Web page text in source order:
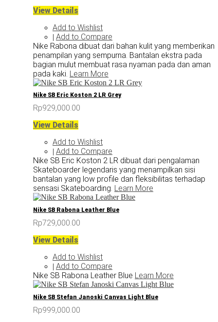
View Details
Add to Wishlist
| Add to Compare
Nike Rabona dibuat dari bahan kulit yang memberikan
penampilan yang sempurna. Bantalan ekstra pada
bagian mulut membuat rasa nyaman pada dan aman
pada kaki. Learn More
Nike SB Eric Koston 2 LR Grey
Rp929,000.00
View Details
Add to Wishlist
| Add to Compare
Nike SB Eric Koston 2 LR dibuat dari pengalaman
Skateboarder legendaris yang menampilkan sisi
bantalan yang low profile dan fleksibilitas terhadap
sensasi Skateboarding. Learn More
Nike SB Rabona Leather Blue
Rp729,000.00
View Details
Add to Wishlist
| Add to Compare
Nike SB Rabona Leather Blue Learn More
Nike SB Stefan Janoski Canvas Light Blue
Rp999,000.00